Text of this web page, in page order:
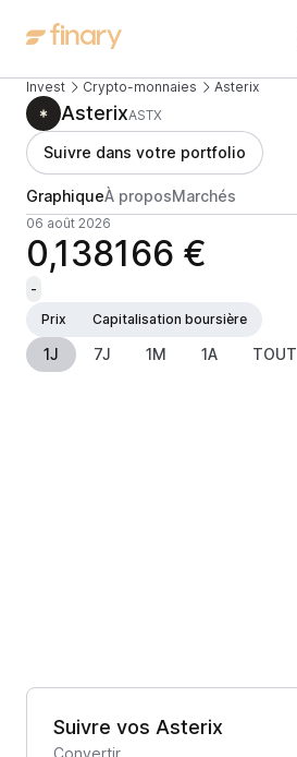
Invest Crypto-monnaies Asterix
AsterixASTX
Suivre dans votre portfolio
GraphiqueÀ proposMarchés
06 août 2026
0,138166 €
-
Prix
Capitalisation boursière
1J 7J 1M 1A TOUT
Suivre vos Asterix
Convertir